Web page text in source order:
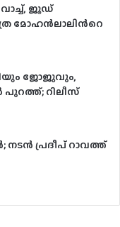
ജൂഡ്
മോഹൻലാലിൻറെ
ജോജുവും,
പുറത്ത്; റിലീസ്
നടൻ പ്രദീപ് റാവത്ത്